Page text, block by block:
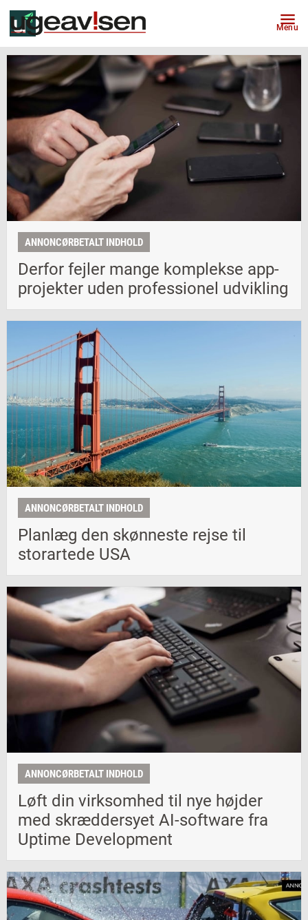
Menu
ANNONCØRBETALT INDHOLD
Derfor fejler mange komplekse app-
projekter uden professionel udvikling
ANNONCØRBETALT INDHOLD
Planlæg den skønneste rejse til
storartede USA
ANNONCØRBETALT INDHOLD
Løft din virksomhed til nye højder
med skræddersyet AI-software fra
Uptime Development